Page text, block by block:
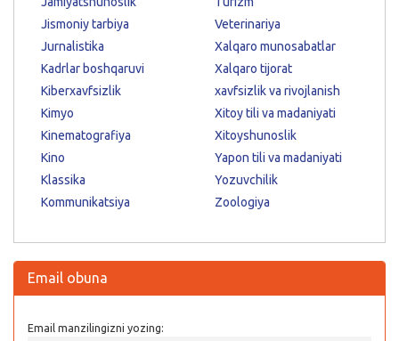
Jismoniy tarbiya
Jurnalistika
Kadrlar boshqaruvi
Kiberxavfsizlik
Kimyo
Kinematografiya
Kino
Klassika
Kommunikatsiya
Veterinariya
Xalqaro munosabatlar
Xalqaro tijorat
xavfsizlik va rivojlanish
Xitoy tili va madaniyati
Xitoyshunoslik
Yapon tili va madaniyati
Yozuvchilik
Zoologiya
Email obuna
Email manzilingizni yozing: